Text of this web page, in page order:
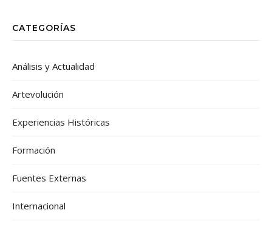
CATEGORÍAS
Análisis y Actualidad
Artevolución
Experiencias Históricas
Formación
Fuentes Externas
Internacional